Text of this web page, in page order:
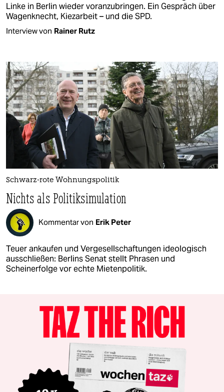
Linke in Berlin wieder voranzubringen. Ein Gespräch über
Wagenknecht, Kiezarbeit – und die SPD.
Interview von Rainer Rutz
Schwarz-rote Wohnungspolitik
Nichts als Politiksimulation
Kommentar von Erik Peter
Teuer ankaufen und Vergesellschaftungen ideologisch
ausschließen: Berlins Senat stellt Phrasen und
Scheinerfolge vor echte Mietenpolitik.